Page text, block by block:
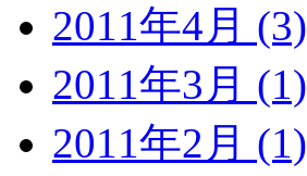
2011年4月 (3)
2011年3月 (1)
2011年2月 (1)